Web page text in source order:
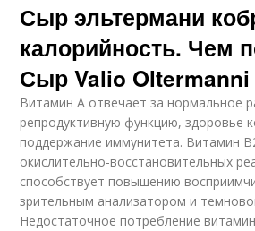
Сыр эльтермани
калорийность. Чем
Сыр Valio Oltermanni
Витамин А отвечает за нормальное
репродуктивную функцию, здоровье
поддержание иммунитета. Витамин
окислительно-восстановительных
способствует повышению
зрительным анализатором и
Недостаточное потребление